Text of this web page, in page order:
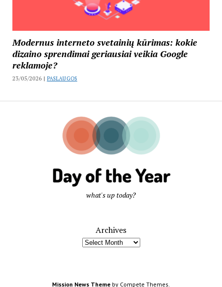
Modernus interneto svetainių kūrimas: kokie
dizaino sprendimai geriausiai veikia Google
reklamoje?
23/05/2026 | PASLAUGOS
what's up today?
Archives
Mission News Theme by Compete Themes.